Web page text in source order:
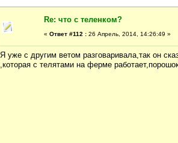
Re: что с теленком?
« Ответ #112 : 26 Апрель, 2014, 14:26:49 »
Я уже с другим ветом разговаривала,так он
,которая с телятами на ферме